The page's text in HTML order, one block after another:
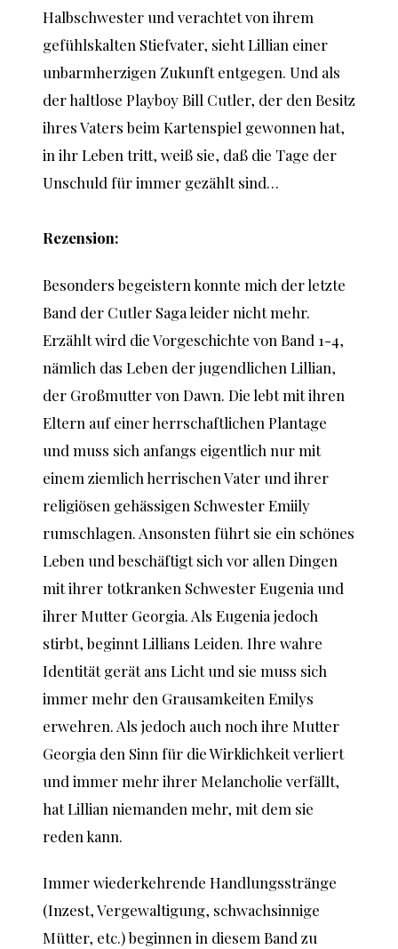
Halbschwester und verachtet von ihrem
gefühlskalten Stiefvater, sieht Lillian einer
unbarmherzigen Zukunft entgegen. Und als
der haltlose Playboy Bill Cutler, der den Besitz
ihres Vaters beim Kartenspiel gewonnen hat,
in ihr Leben tritt, weiß sie, daß die Tage der
Unschuld für immer gezählt sind…
Rezension:
Besonders begeistern konnte mich der letzte
Band der Cutler Saga leider nicht mehr.
Erzählt wird die Vorgeschichte von Band 1-4,
nämlich das Leben der jugendlichen Lillian,
der Großmutter von Dawn. Die lebt mit ihren
Eltern auf einer herrschaftlichen Plantage
und muss sich anfangs eigentlich nur mit
einem ziemlich herrischen Vater und ihrer
religiösen gehässigen Schwester Emiily
rumschlagen. Ansonsten führt sie ein schönes
Leben und beschäftigt sich vor allen Dingen
mit ihrer totkranken Schwester Eugenia und
ihrer Mutter Georgia. Als Eugenia jedoch
stirbt, beginnt Lillians Leiden. Ihre wahre
Identität gerät ans Licht und sie muss sich
immer mehr den Grausamkeiten Emilys
erwehren. Als jedoch auch noch ihre Mutter
Georgia den Sinn für die Wirklichkeit verliert
und immer mehr ihrer Melancholie verfällt,
hat Lillian niemanden mehr, mit dem sie
reden kann.
Immer wiederkehrende Handlungsstränge
(Inzest, Vergewaltigung, schwachsinnige
Mütter, etc.) beginnen in diesem Band zu